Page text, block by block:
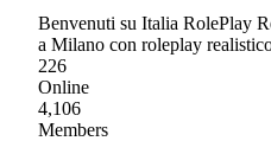
Benvenuti su Italia RolePlay
a Milano con roleplay
226
Online
4,106
Members